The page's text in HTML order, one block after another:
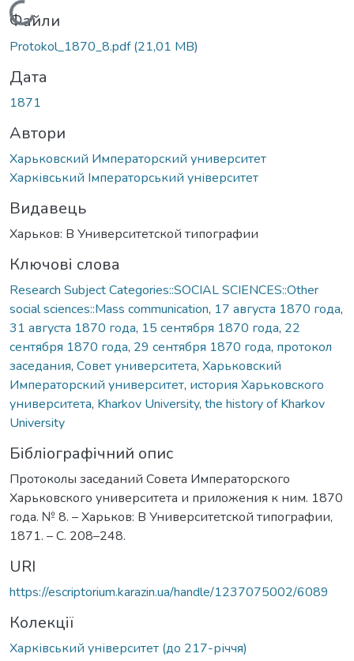
Вантажиться...
Файли
Protokol_1870_8.pdf(21,01 MB)
Дата
1871
Автори
Харьковский Императорский университет
Харківський Імператорський університет
Видавець
Харьков: В Университетской типографии
Ключові слова
Research Subject Categories::SOCIAL SCIENCES::Other
social sciences::Mass communication, 17 августа 1870 года,
31 августа 1870 года, 15 сентября 1870 года, 22
сентября 1870 года, 29 сентября 1870 года, протокол
заседания, Совет университета, Харьковский
Императорский университет, история Харьковского
университета, Kharkov University, the history of Kharkov
University
Бібліографічний опис
Протоколы заседаний Совета Императорского
Харьковского университета и приложения к ним. 1870
года. № 8. – Харьков: В Университетской типографии,
1871. – С. 208–248.
URI
https://escriptorium.karazin.ua/handle/1237075002/6089
Колекції
Харківський університет (до 217-річчя)